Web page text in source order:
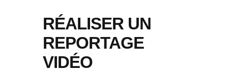
RÉALISER UN
REPORTAGE
VIDÉO